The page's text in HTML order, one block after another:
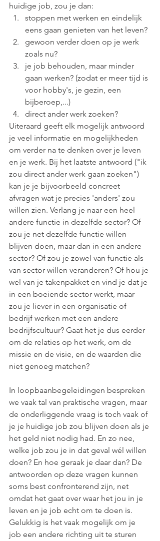
huidige job, zou je dan:
stoppen met werken en eindelijk
eens gaan genieten van het leven?
gewoon verder doen op je werk
zoals nu?
je job behouden, maar minder
gaan werken? (zodat er meer tijd is
voor hobby's, je gezin, een
bijberoep,...)
direct ander werk zoeken?
Uiteraard geeft elk mogelijk antwoord
je veel informatie en mogelijkheden
om verder na te denken over je leven
en je werk. Bij het laatste antwoord ("ik
zou direct ander werk gaan zoeken")
kan je je bijvoorbeeld concreet
afvragen wat je precies 'anders' zou
willen zien. Verlang je naar een heel
andere functie in dezelfde sector? Of
zou je net dezelfde functie willen
blijven doen, maar dan in een andere
sector? Of zou je zowel van functie als
van sector willen veranderen? Of hou je
wel van je takenpakket en vind je dat je
in een boeiende sector werkt, maar
zou je liever in een organisatie of
bedrijf werken met een andere
bedrijfscultuur? Gaat het je dus eerder
om de relaties op het werk, om de
missie en de visie, en de waarden die
niet genoeg matchen?
In loopbaanbegeleidingen bespreken
we vaak tal van praktische vragen, maar
de onderliggende vraag is toch vaak of
je je huidige job zou blijven doen als je
het geld niet nodig had. En zo nee,
welke job zou je in dat geval wél willen
doen? En hoe geraak je daar dan? De
antwoorden op deze vragen kunnen
soms best confronterend zijn, net
omdat het gaat over waar het jou in je
leven en je job echt om te doen is.
Gelukkig is het vaak mogelijk om je
job een andere richting uit te sturen